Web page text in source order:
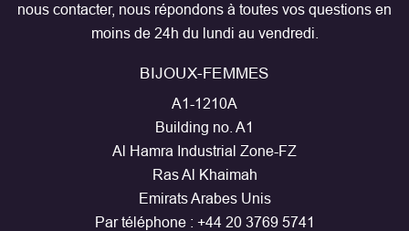
nous contacter, nous répondons à toutes vos questions en
moins de 24h du lundi au vendredi.
BIJOUX-FEMMES
A1-1210A
Building no. A1
Al Hamra Industrial Zone-FZ
Ras Al Khaimah
Emirats Arabes Unis
Par téléphone : +44 20 3769 5741